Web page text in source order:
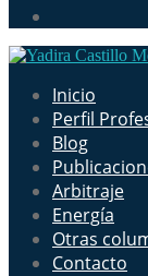
Inicio
Perfil
Blog
Arbitraje
Energía
Otras
Contacto